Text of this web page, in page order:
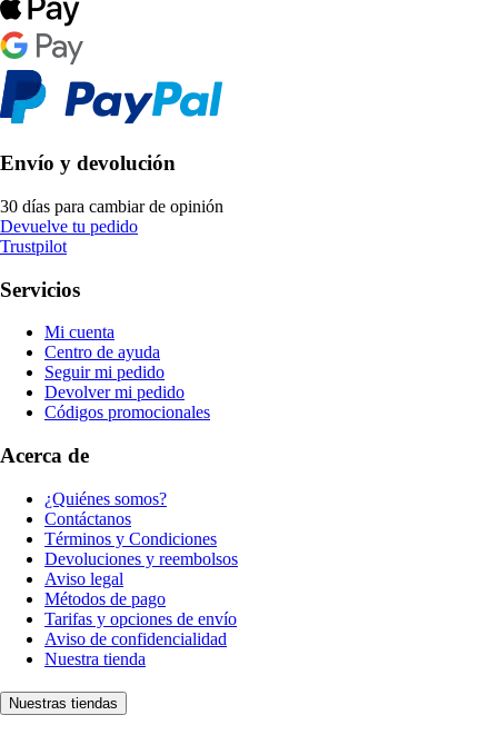
Envío y devolución
30 días para cambiar de opinión
Devuelve tu pedido
Trustpilot
Servicios
Mi cuenta
Centro de ayuda
Seguir mi pedido
Devolver mi pedido
Códigos promocionales
Acerca de
¿Quiénes somos?
Contáctanos
Términos y Condiciones
Devoluciones y reembolsos
Aviso legal
Métodos de pago
Tarifas y opciones de envío
Aviso de confidencialidad
Nuestra tienda
Nuestras tiendas